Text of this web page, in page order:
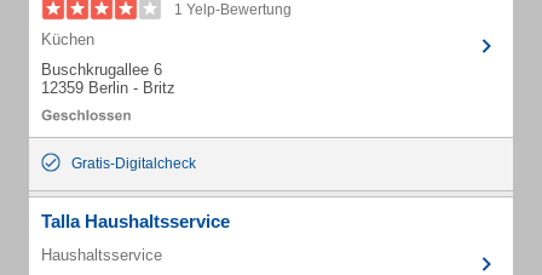
1 Yelp-Bewertung
Küchen
Buschkrugallee 6
12359 Berlin - Britz
Gratis-Digitalcheck
Talla Haushaltsservice
Haushaltsservice